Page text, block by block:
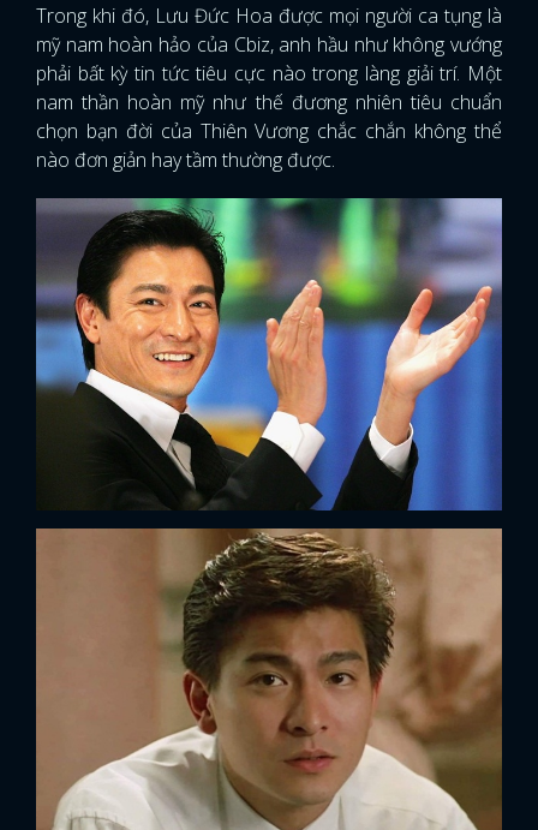
Trong khi đó, Lưu Đức Hoa được mọi người ca tụng là
mỹ nam hoàn hảo của Cbiz, anh hầu như không vướng
phải bất kỳ tin tức tiêu cực nào trong làng giải trí. Một
nam thần hoàn mỹ như thế đương nhiên tiêu chuẩn
chọn bạn đời của Thiên Vương chắc chắn không thể
nào đơn giản hay tầm thường được.